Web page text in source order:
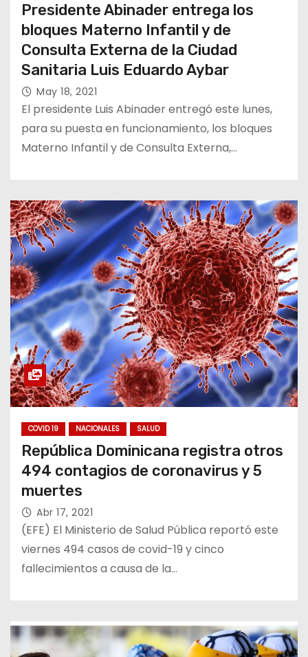
Presidente Abinader entrega los
bloques Materno Infantil y de
Consulta Externa de la Ciudad
Sanitaria Luis Eduardo Aybar
May 18, 2021
El presidente Luis Abinader entregó este lunes,
para su puesta en funcionamiento, los bloques
Materno Infantil y de Consulta Externa,…
COVID 19 NACIONALES SALUD
República Dominicana registra otros
494 contagios de coronavirus y 5
muertes
Abr 17, 2021
(EFE) El Ministerio de Salud Pública reportó este
viernes 494 casos de covid-19 y cinco
fallecimientos a causa de la…